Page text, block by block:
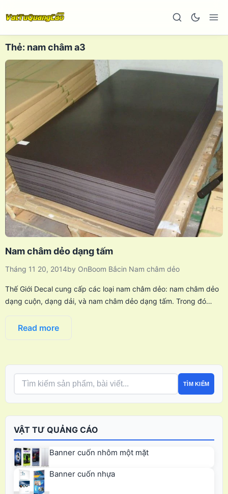
Thẻ: nam châm a3
Nam châm dẻo dạng tấm
Tháng 11 20, 2014by OnBoom Bắcin Nam châm dẻo
Thế Giới Decal cung cấp các loại nam châm dẻo: nam châm dẻo
dạng cuộn, dạng dải, và nam châm dẻo dạng tấm. Trong đó…
Read more
TÌM KIẾM
VẬT TƯ QUẢNG CÁO
Banner cuốn nhôm một mặt
Banner cuốn nhựa